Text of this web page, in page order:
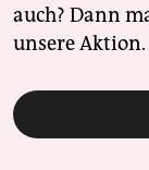
auch? Dann
unsere Aktion.